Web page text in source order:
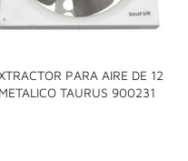
PARA AIRE DE 12
METALICO TAURUS 900231
